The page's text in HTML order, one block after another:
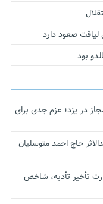
لیاقت صعود دارد
بود
در یزد؛ عزم جدی برای
حاج احمد متوسلیان
تأخیر تأدیه، شاخص